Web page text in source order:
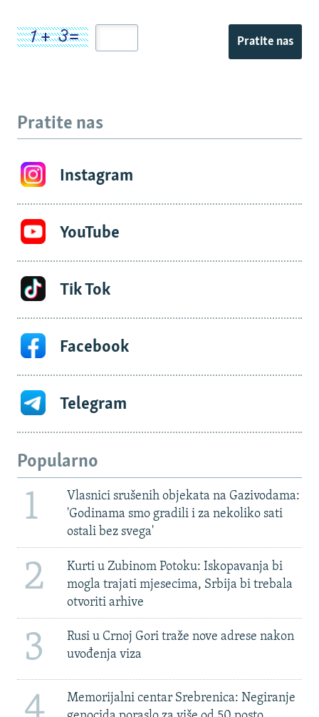
Pratite nas
Pratite nas
Instagram
YouTube
Tik Tok
Facebook
Telegram
Popularno
1
Vlasnici srušenih objekata na Gazivodama:
'Godinama smo gradili i za nekoliko sati
ostali bez svega'
2
Kurti u Zubinom Potoku: Iskopavanja bi
mogla trajati mjesecima, Srbija bi trebala
otvoriti arhive
3
Rusi u Crnoj Gori traže nove adrese nakon
uvođenja viza
Memorijalni centar Srebrenica: Negiranje